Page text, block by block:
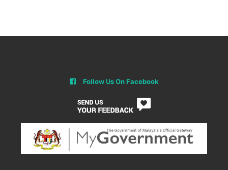
Follow Us On Facebook